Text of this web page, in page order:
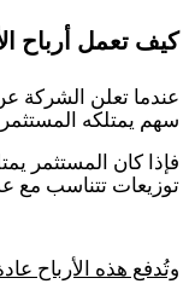
كيف تعمل أرباح
عندما تعلن الشركة
سهم يمتلكه المستثمر
فإذا كان المستثمر
توزيعات تتناسب مع
وتُدفع هذه الأرباح